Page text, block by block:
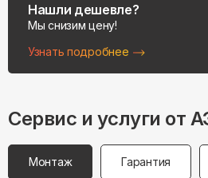
Нашли дешевле?
Мы снизим цену!
Узнать подробнее
Сервис и услуги от
Монтаж Гарантия